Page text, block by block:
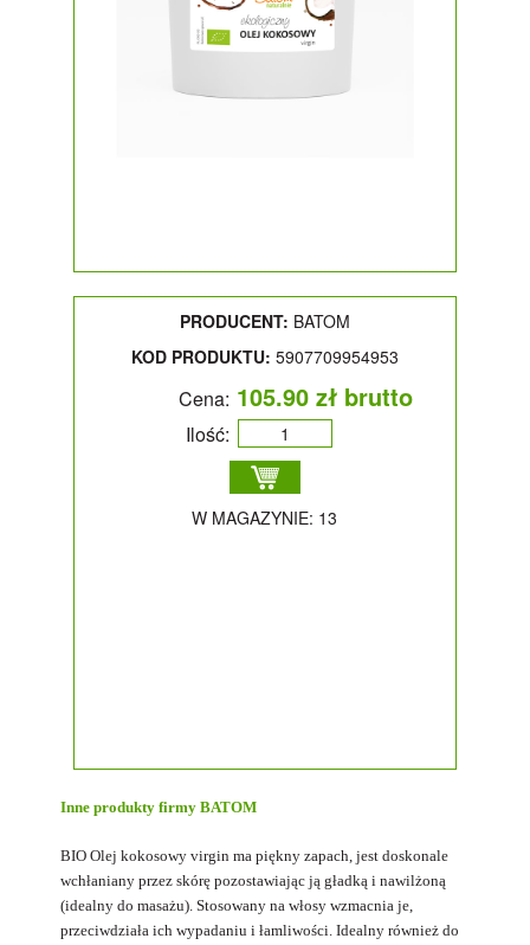
PRODUCENT: BATOM
KOD PRODUKTU: 5907709954953
Cena: 105.90 zł brutto
Ilość:
W MAGAZYNIE: 13
Inne produkty firmyBATOM
BIO Olej kokosowy virgin ma piękny zapach, jest doskonale
wchłaniany przez skórę pozostawiając ją gładką i nawilżoną
(idealny do masażu). Stosowany na włosy wzmacnia je,
przeciwdziała ich wypadaniu i łamliwości. Idealny również do